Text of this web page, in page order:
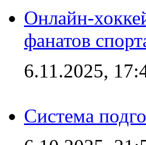
Онлайн-
фанатов
6.11.2025,
Система